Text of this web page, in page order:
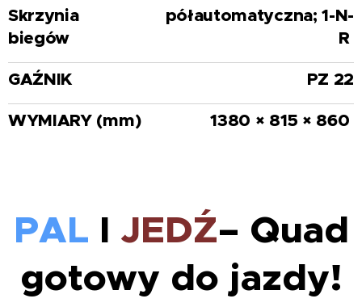
Skrzynia
biegów
półautomatyczna; 1-N-
R
GAŹNIK
PZ 22
WYMIARY (mm)
1380 × 815 × 860
PAL I JEDŹ– Quad
gotowy do jazdy!